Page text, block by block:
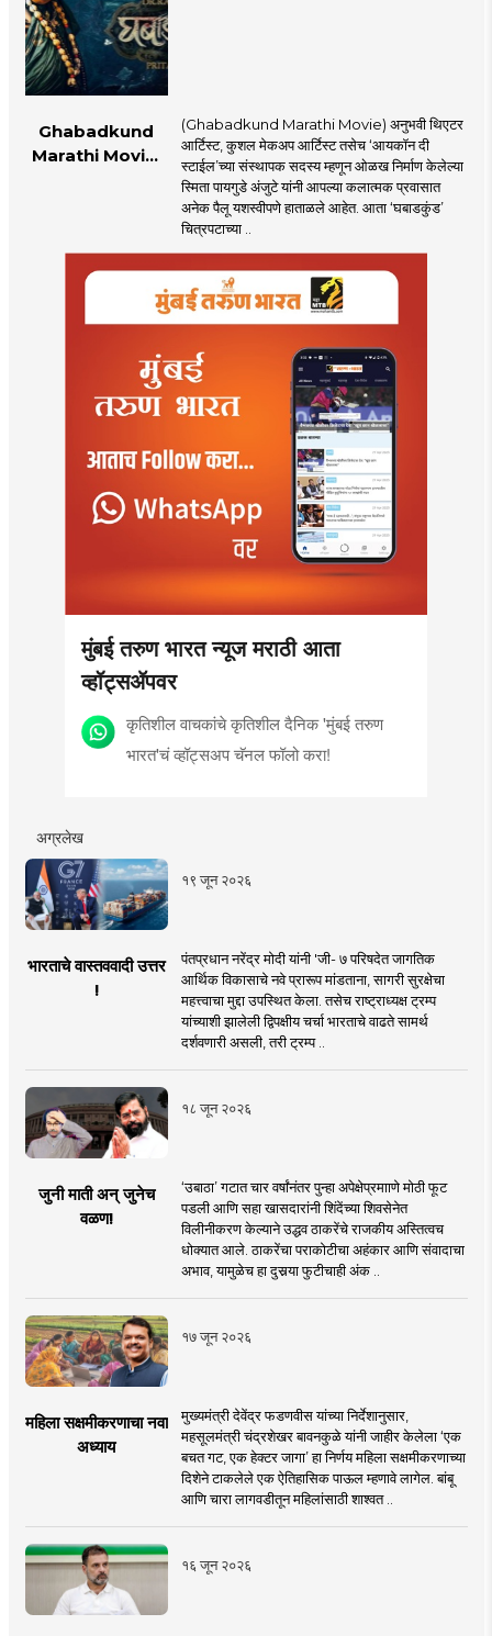
Ghabadkund
Marathi Movie:
पाहून...!
(Ghabadkund Marathi Movie) अनुभवी थिएटर
आर्टिस्ट, कुशल मेकअप आर्टिस्ट तसेच ‘आयकॉन दी
स्टाईल’च्या संस्थापक सदस्य म्हणून ओळख निर्माण केलेल्या
स्मिता पायगुडे अंजुटे यांनी आपल्या कलात्मक प्रवासात
अनेक पैलू यशस्वीपणे हाताळले आहेत. आता ‘घबाडकुंड’
चित्रपटाच्या ..
मुंबई तरुण भारत न्यूज मराठी आता
व्हॉट्सॲपवर
कृतिशील वाचकांचे कृतिशील दैनिक 'मुंबई तरुण
भारत'चं व्हॉट्सअप चॅनल फॉलो करा!
अग्रलेख
१९ जून २०२६
भारताचे वास्तववादी उत्तर
!
पंतप्रधान नरेंद्र मोदी यांनी 'जी- ७ परिषदेत जागतिक
आर्थिक विकासाचे नवे प्रारूप मांडताना, सागरी सुरक्षेचा
महत्त्वाचा मुद्दा उपस्थित केला. तसेच राष्ट्राध्यक्ष ट्रम्प
यांच्याशी झालेली द्विपक्षीय चर्चा भारताचे वाढते सामर्थ
दर्शवणारी असली, तरी ट्रम्प ..
१८ जून २०२६
जुनी माती अन् जुनेच
वळण!
‘उबाठा’ गटात चार वर्षांनंतर पुन्हा अपेक्षेप्रमााणे मोठी फूट
पडली आणि सहा खासदारांनी शिंदेंच्या शिवसेनेत
विलीनीकरण केल्याने उद्धव ठाकरेंचे राजकीय अस्तित्वच
धोक्यात आले. ठाकरेंचा पराकोटीचा अहंकार आणि संवादाचा
अभाव, यामुळेच हा दुसर्‍या फुटीचाही अंक ..
१७ जून २०२६
महिला सक्षमीकरणाचा नवा
अध्याय
मुख्यमंत्री देवेंद्र फडणवीस यांच्या निर्देशानुसार,
महसूलमंत्री चंद्रशेखर बावनकुळे यांनी जाहीर केलेला ‘एक
बचत गट, एक हेक्टर जागा’ हा निर्णय महिला सक्षमीकरणाच्या
दिशेने टाकलेले एक ऐतिहासिक पाऊल म्हणावे लागेल. बांबू
आणि चारा लागवडीतून महिलांसाठी शाश्वत ..
१६ जून २०२६